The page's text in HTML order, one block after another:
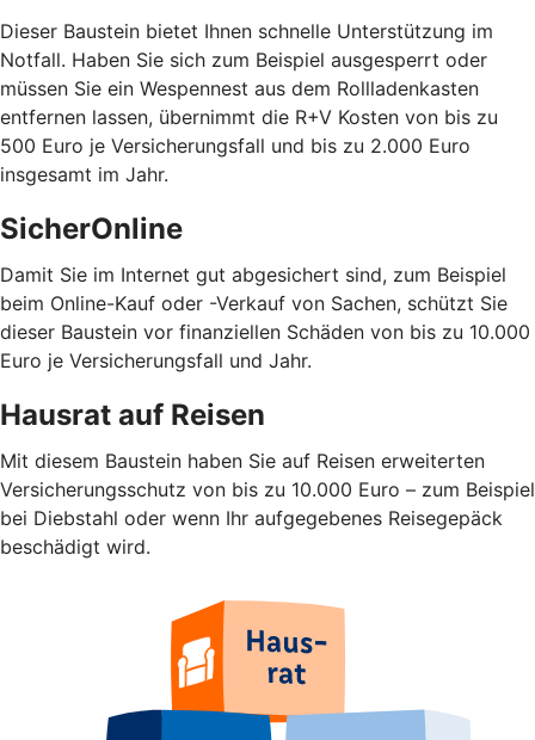
Dieser Baustein bietet Ihnen schnelle Unterstützung im
Notfall. Haben Sie sich zum Beispiel ausgesperrt oder
müssen Sie ein Wespennest aus dem Rollladenkasten
entfernen lassen, übernimmt die R+V Kosten von bis zu
500 Euro je Versicherungsfall und bis zu 2.000 Euro
insgesamt im Jahr.
SicherOnline
Damit Sie im Internet gut abgesichert sind, zum Beispiel
beim Online-Kauf oder -Verkauf von Sachen, schützt Sie
dieser Baustein vor finanziellen Schäden von bis zu 10.000
Euro je Versicherungsfall und Jahr.
Hausrat auf Reisen
Mit diesem Baustein haben Sie auf Reisen erweiterten
Versicherungsschutz von bis zu 10.000 Euro – zum Beispiel
bei Diebstahl oder wenn Ihr aufgegebenes Reisegepäck
beschädigt wird.